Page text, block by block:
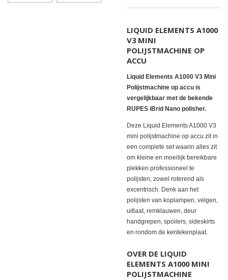
LIQUID ELEMENTS A1000
V3 MINI
POLIJSTMACHINE OP
ACCU
Liquid Elements A1000 V3 Mini
Polijstmachine op accu is
vergelijkbaar met de bekende
RUPES iBrid Nano polisher.
Deze Liquid Elements A1000 V3
mini polijstmachine op accu zit in
een complete set waarin alles zit
om kleine en moeilijk bereikbare
plekken professioneel te
polijsten; zowel roterend als
excentrisch. Denk aan het
polijsten van koplampen, velgen,
uitlaat, remklauwen, deur
handgrepen, spoilers, sideskirts
en rondom de kentekenplaat.
OVER DE LIQUID
ELEMENTS A1000 MINI
POLIJSTMACHINE